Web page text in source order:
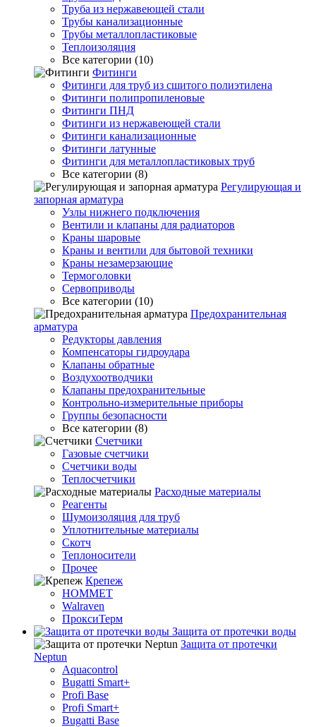
Труба из нержавеющей стали
Трубы канализационные
Трубы металлопластиковые
Теплоизоляция
Все категории (10)
Фитинги
Фитинги для труб из сшитого полиэтилена
Фитинги полипропиленовые
Фитинги ПНД
Фитинги из нержавеющей стали
Фитинги канализационные
Фитинги латунные
Фитинги для металлопластиковых труб
Все категории (8)
Регулирующая и
запорная арматура
Узлы нижнего подключения
Вентили и клапаны для радиаторов
Краны шаровые
Краны и вентили для бытовой техники
Краны незамерзающие
Термоголовки
Сервоприводы
Все категории (10)
Предохранительная
арматура
Редукторы давления
Компенсаторы гидроудара
Клапаны обратные
Воздухоотводчики
Клапаны предохранительные
Контрольно-измерительные приборы
Группы безопасности
Все категории (8)
Счетчики
Газовые счетчики
Счетчики воды
Теплосчетчики
Расходные материалы
Реагенты
Шумоизоляция для труб
Уплотнительные материалы
Скотч
Теплоносители
Прочее
Крепеж
HOMMET
Walraven
ПроксиТерм
Защита от протечки воды
Защита от протечки
Neptun
Aquacontrol
Bugatti Smart+
Profi Base
Profi Smart+
Bugatti Base